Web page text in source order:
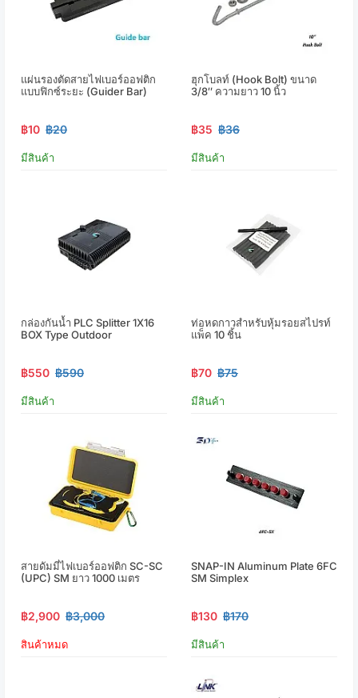
แผ่นรองตัดสายไฟเบอร์ออฟติก
แบบฟิกซ์ระยะ (Guider Bar)
฿10 ฿20
มีสินค้า
ฮุกโบลท์ (hook Bolt) ขนาด
3/8″ ความยาว 10 นิ้ว
฿35 ฿36
มีสินค้า
กล่องกันน้ำ PLC Splitter 1X16
BOX Type Outdoor
฿550 ฿590
มีสินค้า
ท่อหดกาวสำหรับหุ้มรอยสไปรท์
แพ็ค 10 ชิ้น
฿70 ฿75
มีสินค้า
สายดัมมี่ไฟเบอร์ออฟติก SC-SC
(UPC) SM ยาว 1000 เมตร
฿2,900 ฿3,000
สินค้าหมด
SNAP-IN Aluminum Plate 6FC
SM Simplex
฿130 ฿170
มีสินค้า